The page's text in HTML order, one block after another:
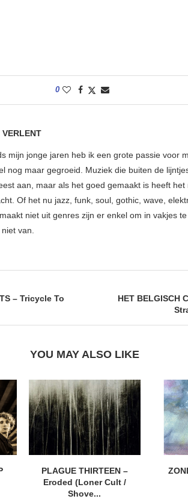
0
VERLENT
mijn jonge jaren heb ik een grote passie voor
nog maar gegroeid. Muziek die buiten de
aan, maar als het goed gemaakt is heeft het
Of het nu jazz, funk, soul, gothic, wave,
niet uit genres zijn er enkel om in vakjes
van.
– Tricycle To
HET BELGISCH
YOU MAY ALSO LIKE
PLAGUE THIRTEEN –
Eroded (Loner Cult /
Shove...